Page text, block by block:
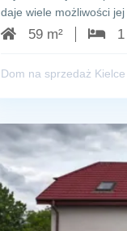
daje wiele możliwości
59 m² 1
Dom na sprzedaż Kielce